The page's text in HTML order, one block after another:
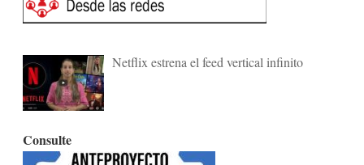
Netflix estrena el feed vertical infinito
Consulte